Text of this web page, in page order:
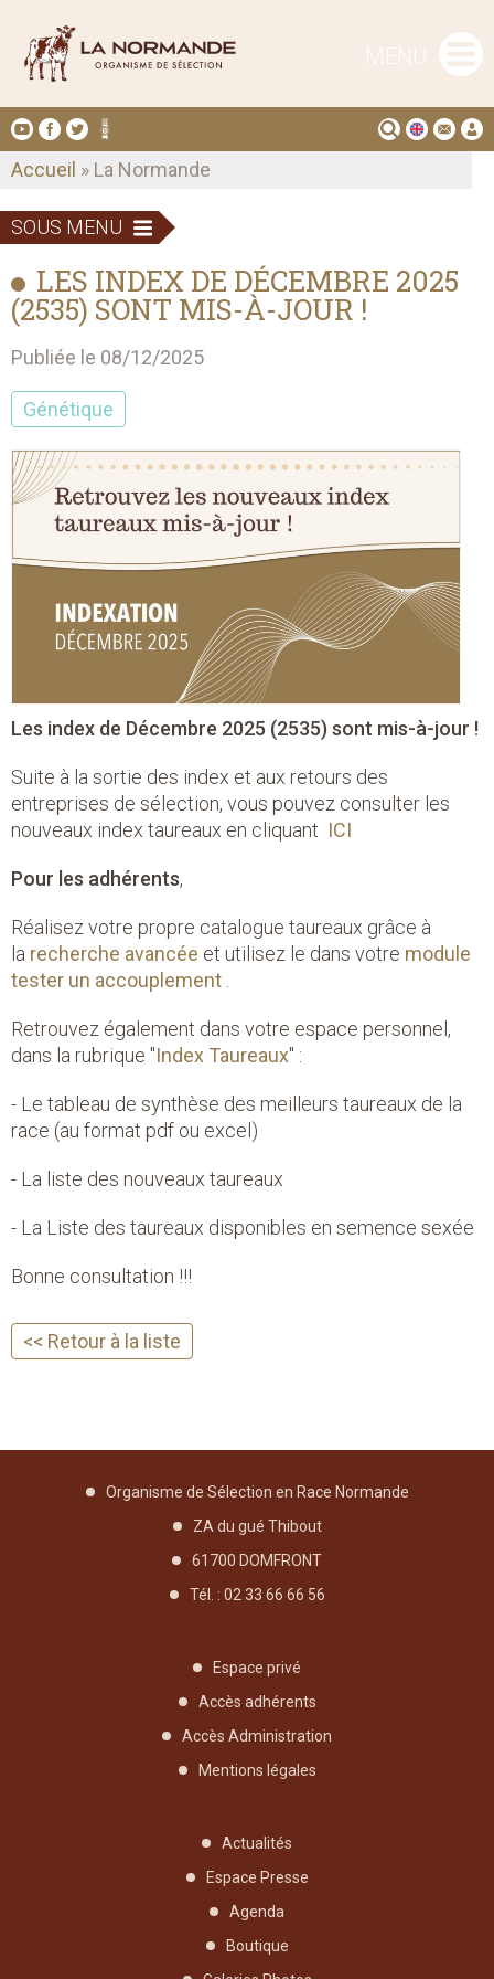
MENU
Accueil » La Normande
SOUS MENU
LES INDEX DE DÉCEMBRE 2025
(2535) SONT MIS-À-JOUR !
Publiée le 08/12/2025
Génétique
Les index de Décembre 2025 (2535) sont mis-à-jour !
Suite à la sortie des index et aux retours des
entreprises de sélection, vous pouvez consulter les
nouveaux index taureaux en cliquant ICI
Pour les adhérents,
Réalisez votre propre catalogue taureaux grâce à
la recherche avancée et utilisez le dans votre module
tester un accouplement
Retrouvez également dans votre espace personnel,
dans la rubrique "Index Taureaux" :
- Le tableau de synthèse des meilleurs taureaux de la
race (au format pdf ou excel)
- La liste des nouveaux taureaux
- La Liste des taureaux disponibles en semence sexée
Bonne consultation !!!
<< Retour à la liste
Organisme de Sélection en Race Normande
ZA du gué Thibout
61700 DOMFRONT
Tél. : 02 33 66 66 56
Espace privé
Accès adhérents
Accès Administration
Mentions légales
Actualités
Espace Presse
Agenda
Boutique